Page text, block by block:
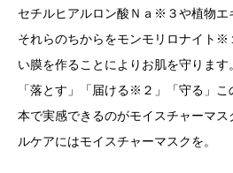
セチルヒアルロン酸Ｎａ※３や植物エ
それらのちからをモンモリロナイト※
い膜を作ることによりお肌を守ります。
「落とす」「届ける※２」「守る」こ
本で実感できるのがモイスチャーマ
ルケアにはモイスチャーマスクを。